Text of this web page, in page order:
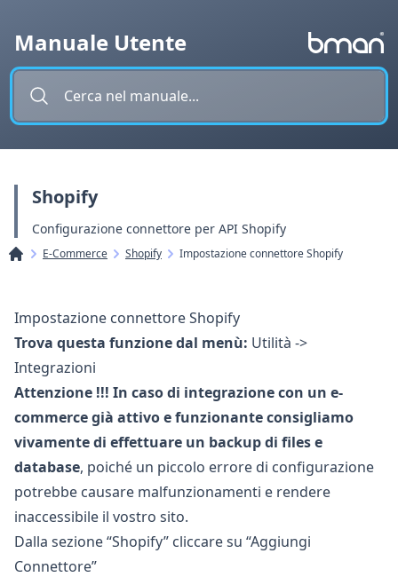
Manuale Utente
Shopify
Configurazione connettore per API Shopify
E-Commerce Shopify Impostazione connettore Shopify
Impostazione connettore Shopify
Trova questa funzione dal menù: Utilità ->
Integrazioni
Attenzione !!! In caso di integrazione con un e-
commerce già attivo e funzionanteconsigliamo
vivamente di effettuare un backup di files e
database, poiché un piccolo errore di configurazione
potrebbe causare malfunzionamenti e rendere
inaccessibile il vostro sito.
Dalla sezione “Shopify” cliccare su “Aggiungi
Connettore”